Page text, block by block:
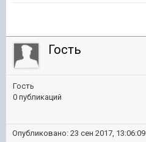
Гость
Гость
0 публикаций
Опубликовано: 23 сен 2017, 13:06:09